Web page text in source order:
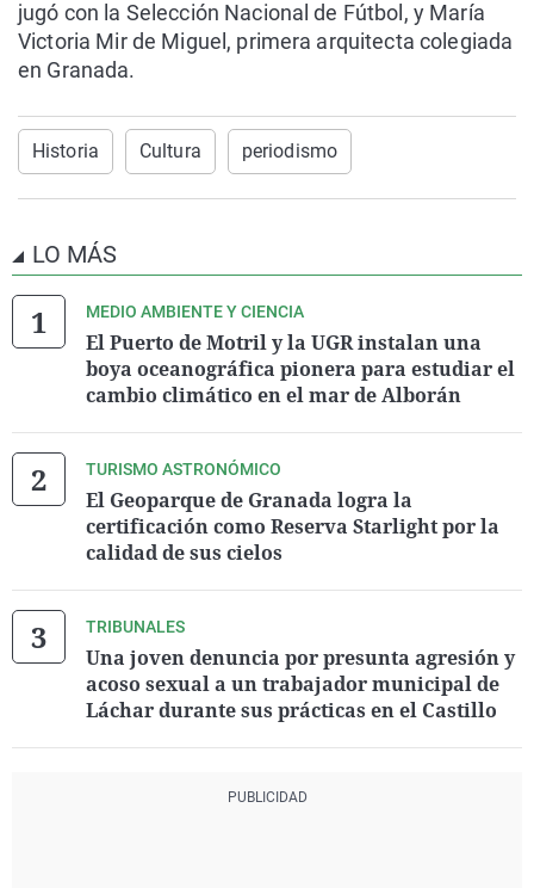
jugó con la Selección Nacional de Fútbol, y María
Victoria Mir de Miguel, primera arquitecta colegiada
en Granada.
Historia Cultura periodismo
LO MÁS
MEDIO AMBIENTE Y CIENCIA
El Puerto de Motril y la UGR instalan una
boya oceanográfica pionera para estudiar el
cambio climático en el mar de Alborán
TURISMO ASTRONÓMICO
El Geoparque de Granada logra la
certificación como Reserva Starlight por la
calidad de sus cielos
TRIBUNALES
Una joven denuncia por presunta agresión y
acoso sexual a un trabajador municipal de
Láchar durante sus prácticas en el Castillo